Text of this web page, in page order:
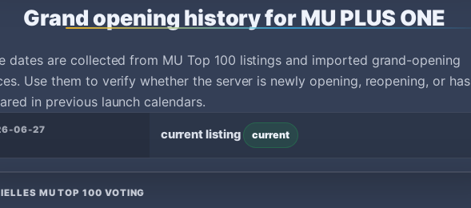
Grand opening history for MU PLUS ONE
dates are collected from MU Top 100 listings and imported grand-opening
Use them to verify whether the server is newly opening, reopening, or has
in previous launch calendars.
06-27 current listing current
MU TOP 100 VOTING